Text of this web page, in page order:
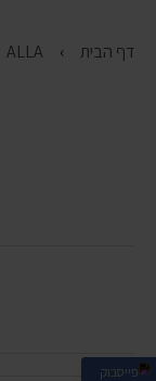
דף הבית ALLA